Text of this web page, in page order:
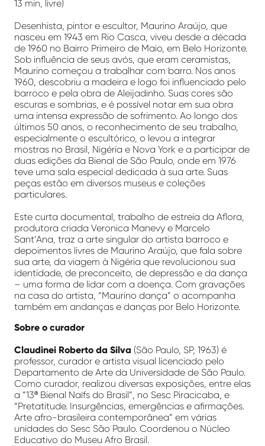
13 min, livre)
Desenhista, pintor e escultor, Maurino Araújo, que
nasceu em 1943 em Rio Casca, viveu desde a década
de 1960 no Bairro Primeiro de Maio, em Belo Horizonte.
Sob influência de seus avós, que eram ceramistas,
Maurino começou a trabalhar com barro. Nos anos
1960, descobriu a madeira e logo foi influenciado pelo
barroco e pela obra de Aleijadinho. Suas cores são
escuras e sombrias, e é possível notar em sua obra
uma intensa expressão de sofrimento. Ao longo dos
últimos 50 anos, o reconhecimento de seu trabalho,
especialmente o escultórico, o levou a integrar
mostras no Brasil, Nigéria e Nova York e a participar de
duas edições da Bienal de São Paulo, onde em 1976
teve uma sala especial dedicada à sua arte. Suas
peças estão em diversos museus e coleções
particulares.
Este curta documental, trabalho de estreia da Aflora,
produtora criada Veronica Manevy e Marcelo
Sant’Ana, traz a arte singular do artista barroco e
depoimentos livres de Maurino Araújo, que fala sobre
sua arte, da viagem à Nigéria que revolucionou sua
identidade, de preconceito, de depressão e da dança
– uma forma de lidar com a doença. Com gravações
na casa do artista, “Maurino dança” o acompanha
também em andanças e danças por Belo Horizonte.
Sobre o curador
Claudinei Roberto da Silva (São Paulo, SP, 1963) é
professor, curador e artista visual licenciado pelo
Departamento de Arte da Universidade de São Paulo.
Como curador, realizou diversas exposições, entre elas
a “13ª Bienal Naïfs do Brasil”, no Sesc Piracicaba, e
“Pretatitude. Insurgências, emergências e afirmações.
Arte afro-brasileira contemporânea” em várias
unidades do Sesc São Paulo. Coordenou o Núcleo
Educativo do Museu Afro Brasil.